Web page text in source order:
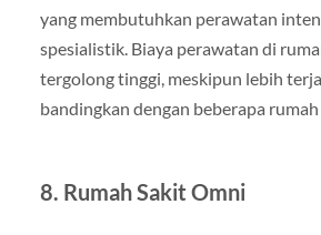
yang membutuhkan perawatan
spesialistik. Biaya perawatan di
tergolong tinggi, meskipun lebih
bandingkan dengan beberapa rumah
8. Rumah Sakit Omni